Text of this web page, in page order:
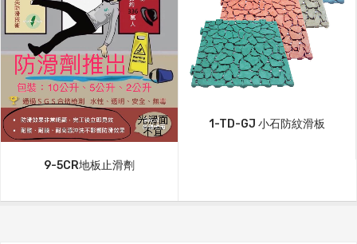
9-5CR地板止滑劑
1-TD-GJ 小石防紋滑板